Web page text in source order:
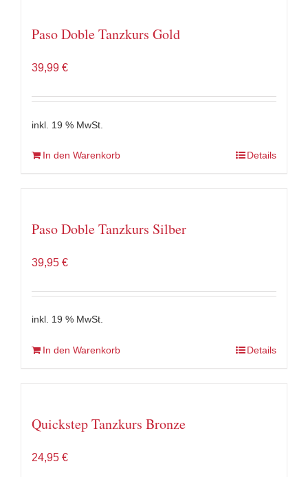
Paso Doble Tanzkurs Gold
39,99 €
inkl. 19 % MwSt.
In den Warenkorb Details
Paso Doble Tanzkurs Silber
39,95 €
inkl. 19 % MwSt.
In den Warenkorb Details
Quickstep Tanzkurs Bronze
24,95 €